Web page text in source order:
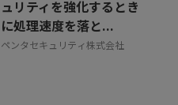
ュリティを強化するとき
に処理速度を落と...
ペンタセキュリティ株式会社